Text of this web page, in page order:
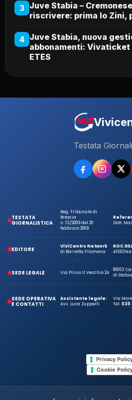
3 Juve Stabia –
riscrivere: prima lo Zini,
4 Juve Stabia, nuova
abbonamenti:
ETES
Testata
TESTATA
GIORNALISTICA
Reg. Tribunale di
Brescia
n. 13/2009 del 20
febbraio 2009
Dott.
EDITORE
ViViCentro Network
di Barretta Filomena
ROC:
41663
SEDE LEGALE Via Plinio Il Vecchio 24
80053
di Stabia
SEDE OPERATIVA
E CONTATTI
Assistente legale:
Avv. Luca Zuppelli
Via
Tel.030
Privacy
Cookie